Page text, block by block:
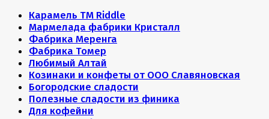
Карамель ТМ Riddle
Мармелада фабрики Кристалл
Фабрика Меренга
Фабрика Томер
Любимый Алтай
Козинаки и конфеты от ООО Славяновская
Богородские сладости
Полезные сладости из финика
Для кофейни